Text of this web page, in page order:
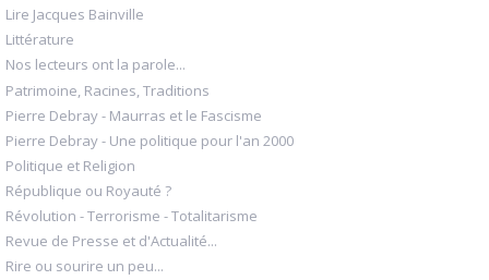
Lire Jacques Bainville
Littérature
Nos lecteurs ont la parole...
Patrimoine, Racines, Traditions
Pierre Debray - Maurras et le Fascisme
Pierre Debray - Une politique pour l'an 2000
Politique et Religion
République ou Royauté ?
Révolution - Terrorisme - Totalitarisme
Revue de Presse et d'Actualité...
Rire ou sourire un peu...